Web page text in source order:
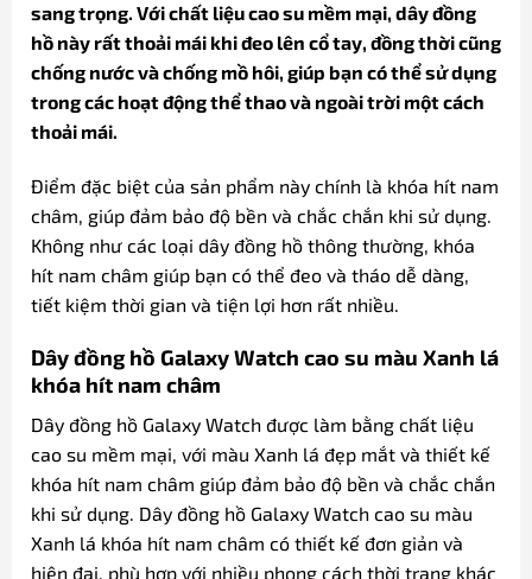
sang trọng. Với chất liệu cao su mềm mại, dây đồng
hồ này rất thoải mái khi đeo lên cổ tay, đồng thời cũng
chống nước và chống mồ hôi, giúp bạn có thể sử dụng
trong các hoạt động thể thao và ngoài trời một cách
thoải mái.
Điểm đặc biệt của sản phẩm này chính là khóa hít nam
châm, giúp đảm bảo độ bền và chắc chắn khi sử dụng.
Không như các loại dây đồng hồ thông thường, khóa
hít nam châm giúp bạn có thể đeo và tháo dễ dàng,
tiết kiệm thời gian và tiện lợi hơn rất nhiều.
Dây đồng hồ Galaxy Watch cao su màu Xanh lá
khóa hít nam châm
Dây đồng hồ Galaxy Watch được làm bằng chất liệu
cao su mềm mại, với màu Xanh lá đẹp mắt và thiết kế
khóa hít nam châm giúp đảm bảo độ bền và chắc chắn
khi sử dụng. Dây đồng hồ Galaxy Watch cao su màu
Xanh lá khóa hít nam châm có thiết kế đơn giản và
hiện đại, phù hợp với nhiều phong cách thời trang khác